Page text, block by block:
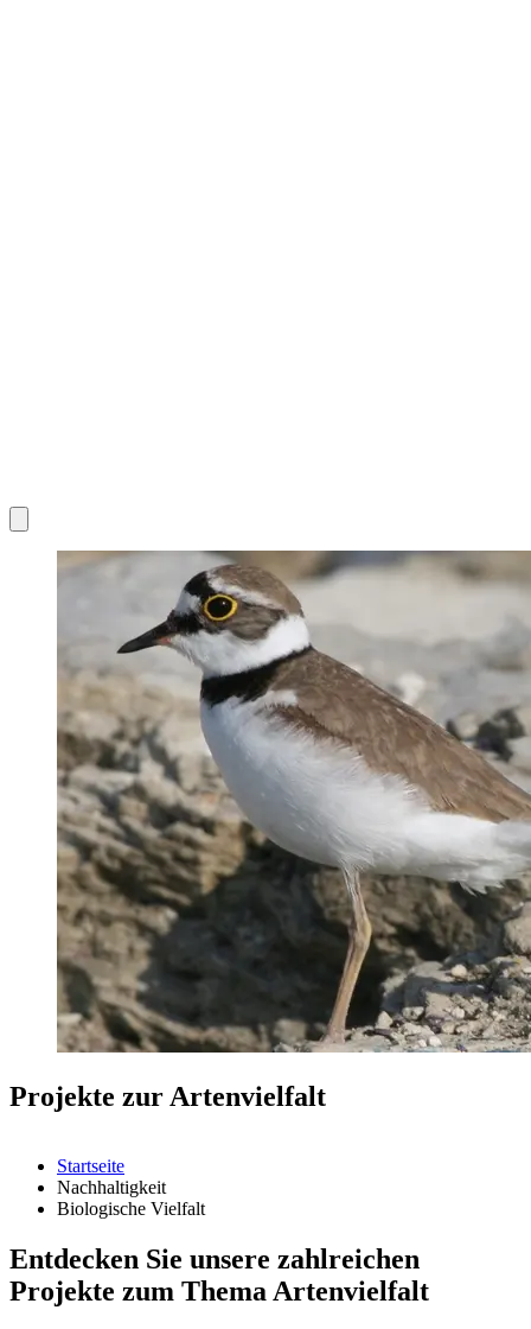
Projekte zur Artenvielfalt
Startseite
Nachhaltigkeit
Biologische Vielfalt
Entdecken Sie unsere zahlreichen
Projekte zum Thema Artenvielfalt